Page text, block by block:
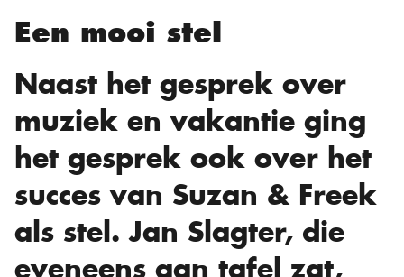
Een mooi stel
Naast het gesprek over
muziek en vakantie ging
het gesprek ook over het
succes van Suzan & Freek
als stel. Jan Slagter, die
eveneens aan tafel zat,